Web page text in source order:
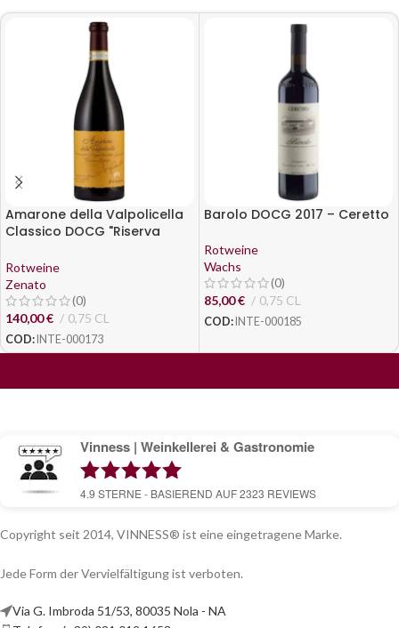
Amarone della Valpolicella
Classico DOCG "Riserva
Rotweine
Zenato
(0)
140,00€ 0,75 CL
COD: INTE-000173
Barolo DOCG 2017 – Ceretto
Rotweine
Wachs
(0)
85,00€ 0,75 CL
COD: INTE-000185
Vinness | Weinkellerei & Gastronomie
4.9 STERNE - BASIEREND AUF2323 REVIEWS
Copyright seit 2014, VINNESS® ist eine eingetragene Marke.
Jede Form der Vervielfältigung ist verboten.
Via G. Imbroda 51/53, 80035 Nola - NA